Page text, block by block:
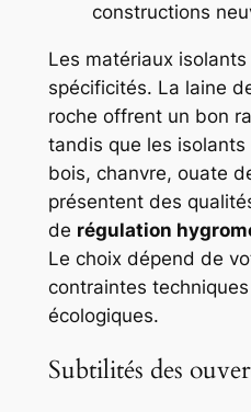
constructions
Les matériaux
spécificités. La laine
roche offrent un bon
tandis que les
bois, chanvre, ouate
présentent des
de régulation
Le choix dépend de
contraintes
écologiques.
Subtilités des